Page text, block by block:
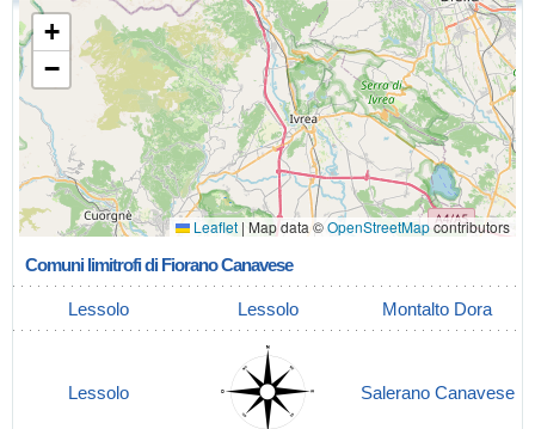
+
−
Leaflet | Map data ©OpenStreetMapcontributors
Comuni limitrofi di Fiorano Canavese
Lessolo Lessolo Montalto Dora
Lessolo Salerano Canavese